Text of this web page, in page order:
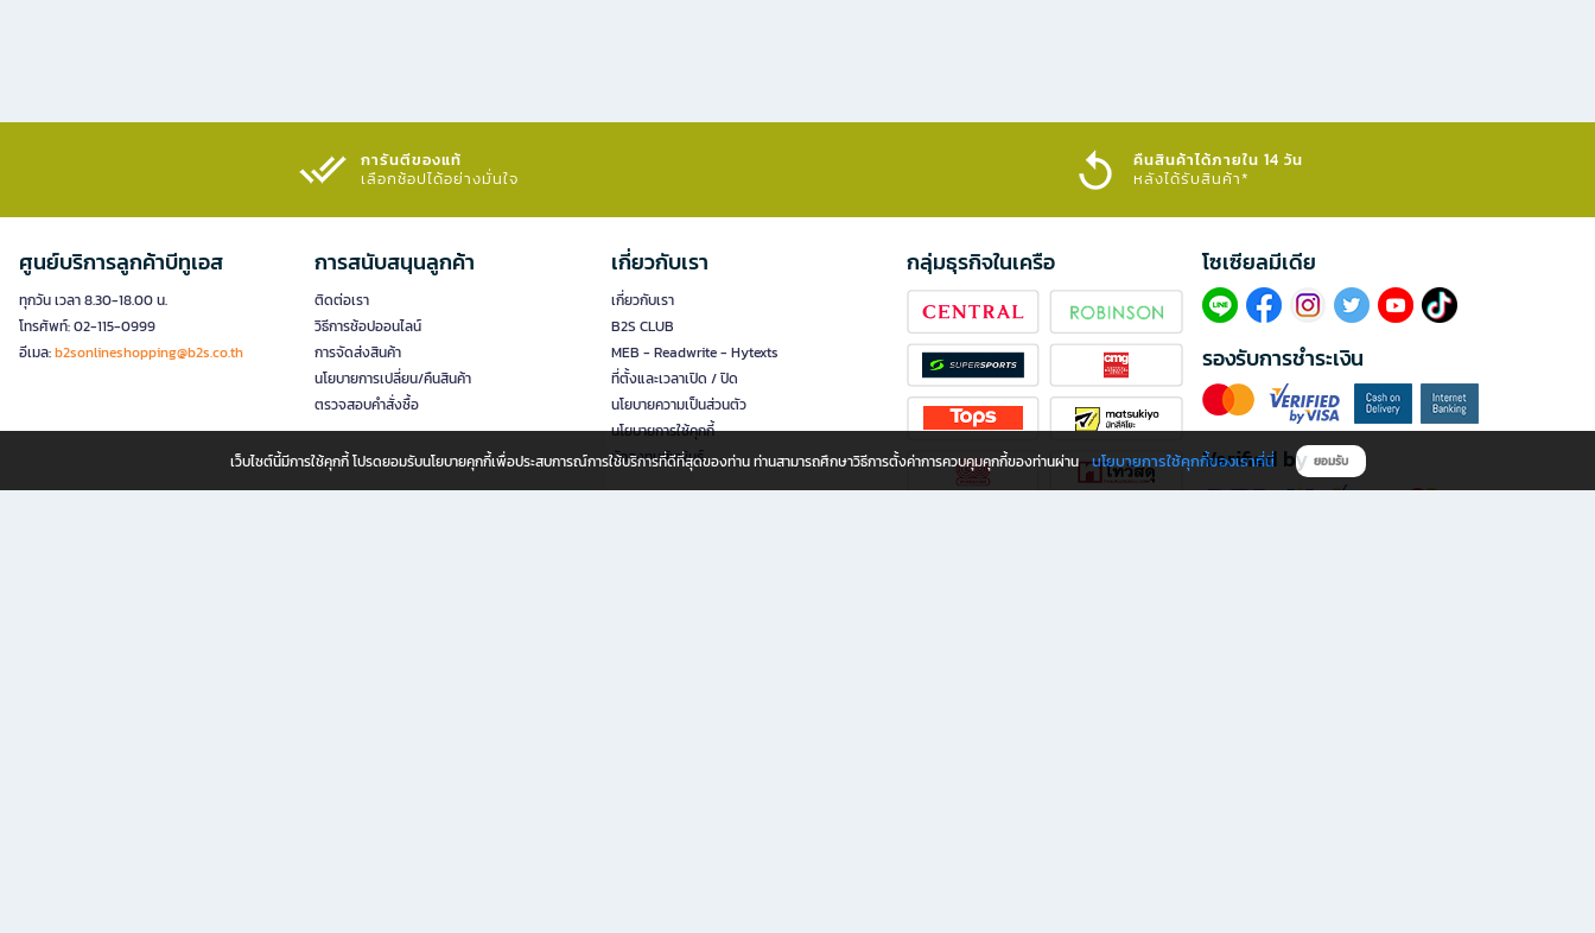
การันตีของแท้
เลือกช้อปได้อย่างมั่นใจ​
คืนสินค้าได้ภายใน 14 วัน
หลังได้รับสินค้า*
ศูนย์บริการลูกค้าบีทูเอส
ทุกวัน เวลา 8.30-18.00 น.
โทรศัพท์: 02-115-0999
อีเมล:b2sonlineshopping@b2s.co.th
การสนับสนุนลูกค้า
ติดต่อเรา
วิธีการช้อปออนไลน์
การจัดส่งสินค้า
นโยบายการเปลี่ยน/คืนสินค้า
ตรวจสอบคำสั่งซื้อ
เกี่ยวกับเรา
เกี่ยวกับเรา
B2S CLUB
MEB - Readwrite - Hytexts
ที่ตั้งและเวลาเปิด / ปิด
นโยบายความเป็นส่วนตัว
นโยบายการใช้คุกกี้
นักลงทุนสัมพันธ์
กลุ่มธุรกิจในเครือ โซเซียลมีเดีย​
รองรับการชำระเงิน
Verified by
เว็บไซต์นี้มีการใช้คุกกี้ โปรดยอมรับนโยบายคุกกี้เพื่อประสบการณ์การใช้บริการที่ดีที่สุดของท่าน ท่านสามารถศึกษาวิธีการตั้งค่าการควบคุมคุกกี้ของท่านผ่าน นโยบายการใช้คุกกี้ของเราที่นี่ ยอมรับ